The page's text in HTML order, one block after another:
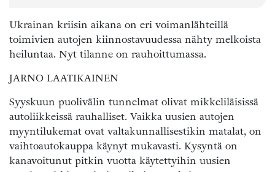
Ukrainan kriisin aikana on eri voimanlähteillä
toimivien autojen kiinnostavuudessa nähty melkoista
heiluntaa. Nyt tilanne on rauhoittumassa.
JARNO LAATIKAINEN
Syyskuun puolivälin tunnelmat olivat mikkeliläisissä
autoliikkeissä rauhalliset. Vaikka uusien autojen
myyntilukemat ovat valtakunnallisestikin matalat, on
vaihtoautokauppa käynyt mukavasti. Kysyntä on
kanavoitunut pitkin vuotta käytettyihin uusien